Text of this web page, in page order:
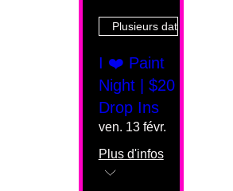
Plusieurs dates
I ❤️ Paint
Night | $20
Drop Ins
ven. 13 févr.
Plus d'infos